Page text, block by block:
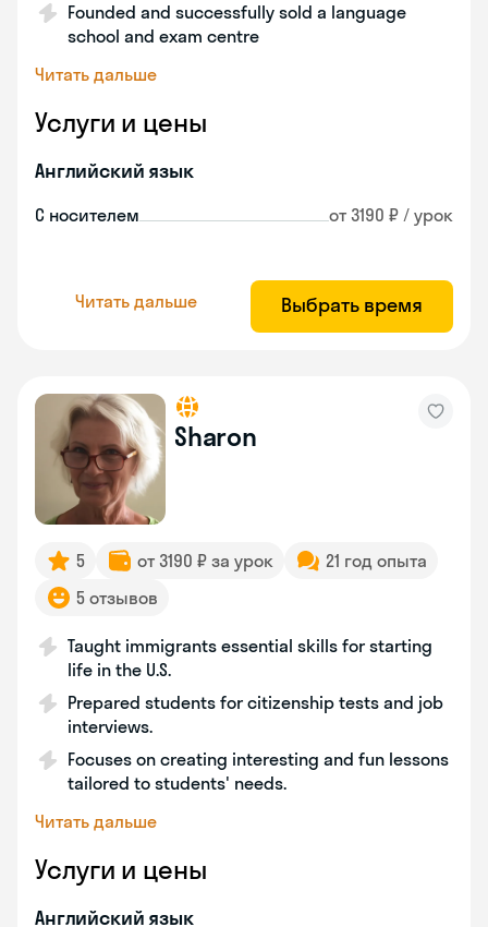
Founded and successfully sold a language
school and exam centre
Читать дальше
Услуги и цены
Английский язык
С носителем от 3190 ₽ / урок
Читать дальше Выбрать время
Sharon
5 от 3190 ₽ за урок
21 год опыта
5 отзывов
Taught immigrants essential skills for starting
life in the U.S.
Prepared students for citizenship tests and job
interviews.
Focuses on creating interesting and fun lessons
tailored to students' needs.
Читать дальше
Услуги и цены
Английский язык